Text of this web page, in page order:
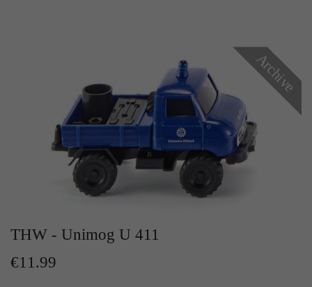
Archive
THW - Unimog U 411
€11.99